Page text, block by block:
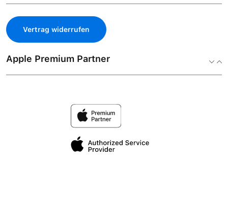
Vertrag widerrufen
Apple Premium Partner